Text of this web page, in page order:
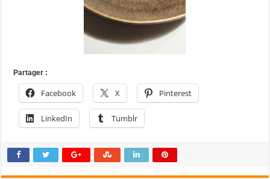
Partager :
Facebook X Pinterest
LinkedIn Tumblr